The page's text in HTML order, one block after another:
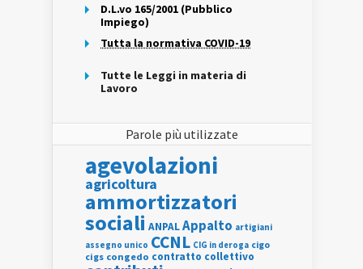
D.L.vo 165/2001 (Pubblico
Impiego)
Tutta la normativa COVID-19
Tutte le Leggi in materia di
Lavoro
Parole più utilizzate
agevolazioni
agricoltura
ammortizzatori
sociali ANPALAppalto artigiani
assegno unico CCNL CIG in deroga cigo
cigs congedo contratto collettivo